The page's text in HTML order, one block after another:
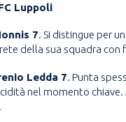
Luppoli
7. Si distingue per
della sua squadra con
Ledda 7. Punta
nel momento chiave.
.